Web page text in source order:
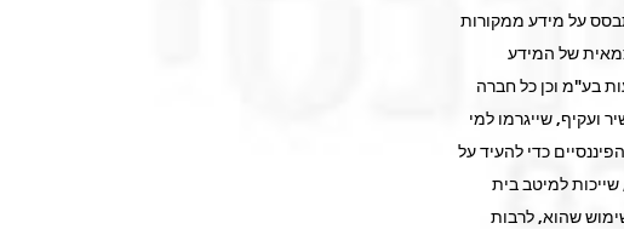
על מידע ממקורות
של המידע
בע"מ וכן כל חברה
ועקיף, שייגרמו למי
כדי להעיד על
שייכות למיטב בית
שהוא, לרבות